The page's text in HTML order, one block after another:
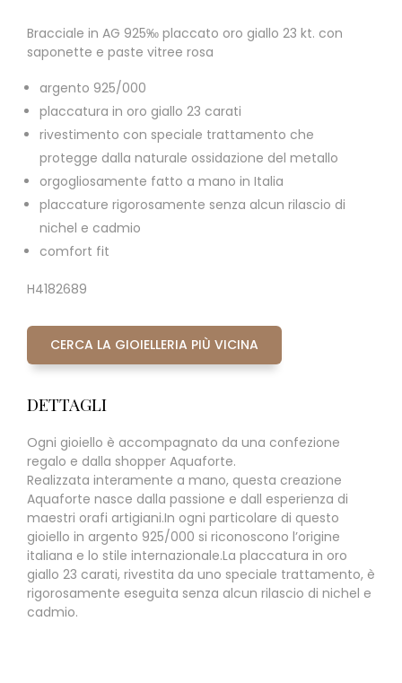
Bracciale in AG 925‰ placcato oro giallo 23 kt. con
saponette e paste vitree rosa
argento 925/000
placcatura in oro giallo 23 carati
rivestimento con speciale trattamento che
protegge dalla naturale ossidazione del metallo
orgogliosamente fatto a mano in Italia
placcature rigorosamente senza alcun rilascio di
nichel e cadmio
comfort fit
H4182689
CERCA LA GIOIELLERIA PIÙ VICINA
DETTAGLI
Ogni gioiello è accompagnato da una confezione
regalo e dalla shopper Aquaforte.
Realizzata interamente a mano, questa creazione
Aquaforte nasce dalla passione e dall esperienza di
maestri orafi artigiani.In ogni particolare di questo
gioiello in argento 925/000 si riconoscono l’origine
italiana e lo stile internazionale.La placcatura in oro
giallo 23 carati, rivestita da uno speciale trattamento, è
rigorosamente eseguita senza alcun rilascio di nichel e
cadmio.